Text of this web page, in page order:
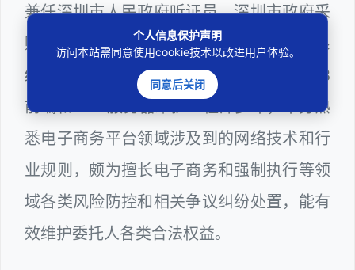
兼任深圳市人民政府听证员、深圳市政府采
购评审专家（法律类）、深圳市某区政府系
统公职律师、计算机信息网络安全员、WEB
前端和WEB服务器维护工程师多年，十分熟
悉电子商务平台领域涉及到的网络技术和行
业规则，颇为擅长电子商务和强制执行等领
域各类风险防控和相关争议纠纷处置，能有
效维护委托人各类合法权益。
个人信息保护声明
访问本站需同意使用cookie技术以改进用户体验。
同意后关闭